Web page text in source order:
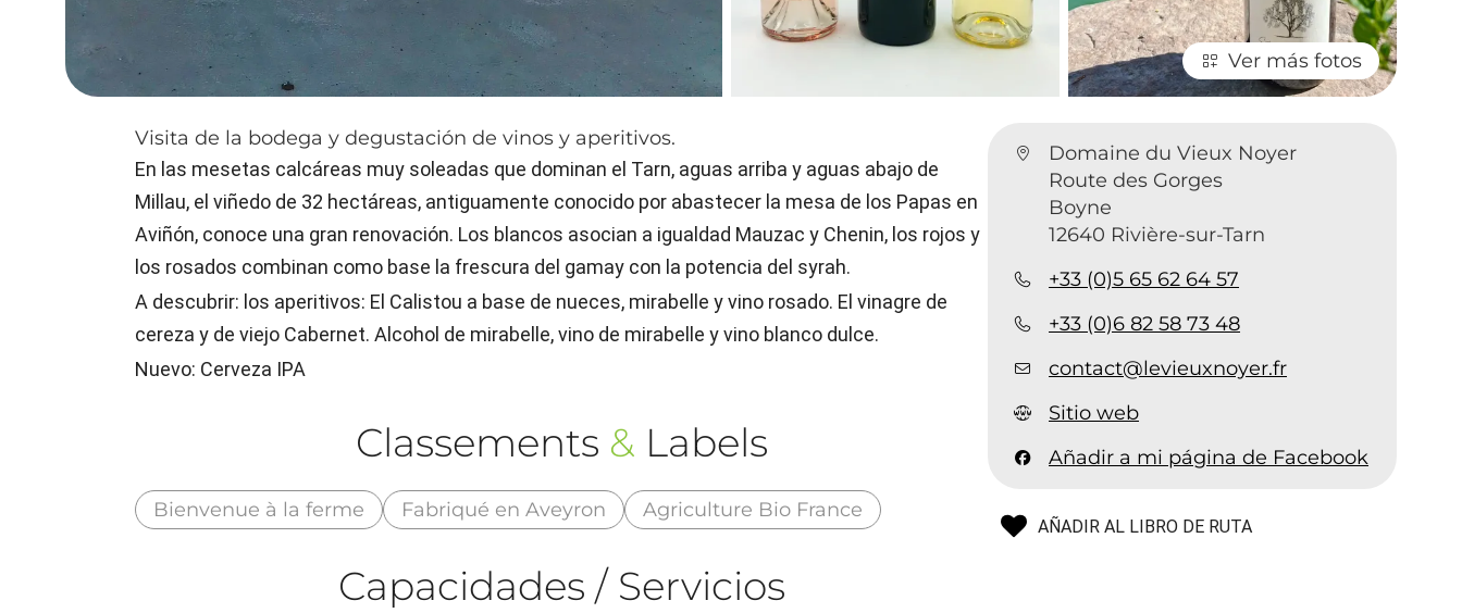
Ver más fotos
Domaine du Vieux Noyer
Route des Gorges
Boyne
12640 Rivière-sur-Tarn
+33 (0)5 65 62 64 57
+33 (0)6 82 58 73 48
contact@levieuxnoyer.fr
Sitio web
Añadir a mi página de Facebook
AÑADIR AL LIBRO DE RUTA
Visita de la bodega y degustación de vinos y aperitivos.
En las mesetas calcáreas muy soleadas que dominan el Tarn, aguas arriba y aguas abajo de
Millau, el viñedo de 32 hectáreas, antiguamente conocido por abastecer la mesa de los Papas en
Aviñón, conoce una gran renovación. Los blancos asocian a igualdad Mauzac y Chenin, los rojos y
los rosados combinan como base la frescura del gamay con la potencia del syrah.
A descubrir: los aperitivos: El Calistou a base de nueces, mirabelle y vino rosado. El vinagre de
cereza y de viejo Cabernet. Alcohol de mirabelle, vino de mirabelle y vino blanco dulce.
Nuevo: Cerveza IPA
Classements & Labels
Bienvenue à la ferme Fabriqué en Aveyron Agriculture Bio France
Capacidades / Servicios